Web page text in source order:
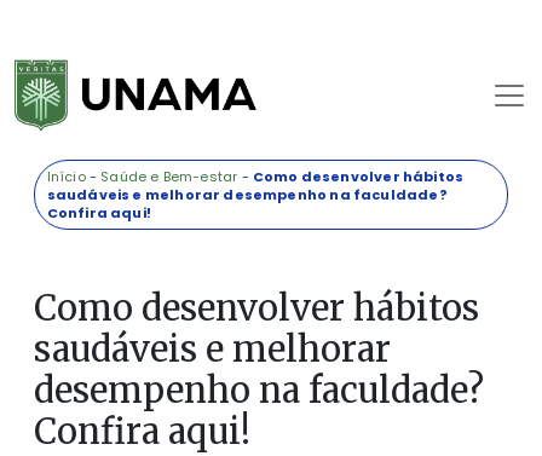
Início- Saúde e Bem-estar - Como desenvolver hábitos
saudáveis e melhorar desempenho na faculdade?
Confira aqui!
Como desenvolver hábitos
saudáveis e melhorar
desempenho na faculdade?
Confira aqui!